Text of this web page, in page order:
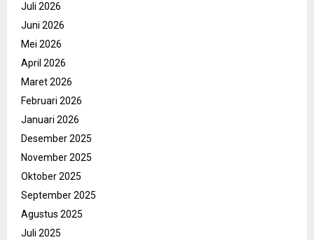
Juli 2026
Juni 2026
Mei 2026
April 2026
Maret 2026
Februari 2026
Januari 2026
Desember 2025
November 2025
Oktober 2025
September 2025
Agustus 2025
Juli 2025